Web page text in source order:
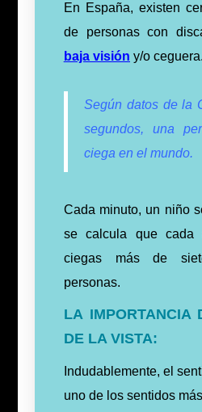
En España, existen
de personas con
baja visión y/o ceguera.
Según datos de la
segundos, una
ciega en el mundo.
Cada minuto, un niño
se calcula que cada
ciegas más de
personas.
LA IMPORTANCIA
DE LA VISTA:
Indudablemente, el
uno de los sentidos